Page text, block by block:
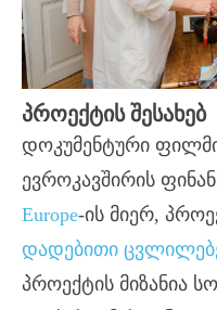
ᲞᲠᲝᲔᲥᲢᲘᲡ ᲨᲔᲡᲐᲮᲔᲑ
დოკუმენტური ფილმი
ევროკავშირის
Europe-ის მიერ,
დადებითი
პროექტის მიზანია